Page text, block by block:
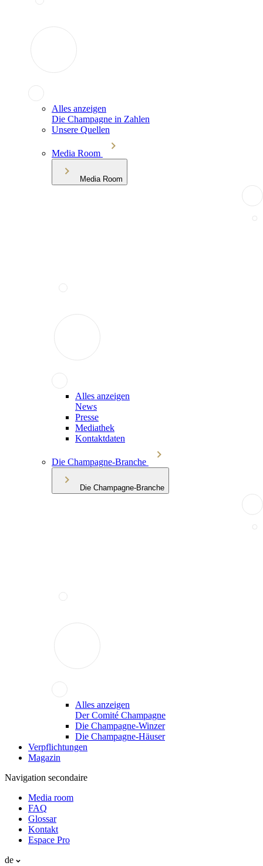
Alles anzeigen
Die Champagne in Zahlen
Unsere Quellen
Media Room
Media Room
Alles anzeigen
News
Presse
Mediathek
Kontaktdaten
Die Champagne-Branche
Die Champagne-Branche
Alles anzeigen
Der Comité Champagne
Die Champagne-Winzer
Die Champagne-Häuser
Verpflichtungen
Magazin
Navigation secondaire
Media room
FAQ
Glossar
Kontakt
Espace Pro
de